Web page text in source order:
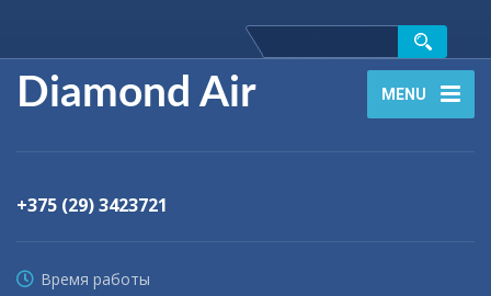
Diamond Air MENU
+375 (29) 3423721
Время работы